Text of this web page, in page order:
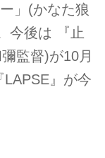
」(かなた狼
今後は 『止
監督)が10月
LAPSE』が今